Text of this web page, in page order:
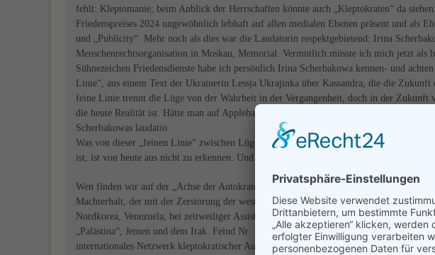
fehlt: Kleptomanie; beim Anblick der Herrschaften könnte auch „Kleptokraten“ da
Friedenspreises 2024 ungewöhnlich lebhaft auf allen medialen Ebenen präsent und als
und „Publicity“. Mehr noch als dies war die Laudatorin respektgebietend: Irina
Menschenrechtsorganisation in Moskau, Memorial. Vermutlich müsste ich mich jetzt
Sühnezeichen Friedensdienste habe ich persönlich Irina Scherbakowa kennen- und
Linie“, aus einem Text der Ukrainerin Lessja Ukrajinka über Kassandra, die die
feine Linie trennt die Lüge von der Wahrheit in der Vergangenheit, doch in der Zukunft
die heute Realität ist. Hätte man auf Applebaum gehört, was den Weg Russlands betraf,
Scherbakowas laudatio.
Was von dieser „feinen Linie“ zwischen Lüge und Wahrheit in dem „Friedensdeal“
ist, ist von heute aus nicht zu erkennen. Und ob am Beerdigungstag des Papstes etwas
Wen finden wir auf der „Achse der Autokraten“ (Kleptokraten!)? Mit skrupelloser
Machterhalt, der mit der Zerstörung der westlich-liberalen Weltordnung „Demokratie“
Nordkorea, Venezuela, bei zeitweiliger Assistenz der Türkei, Ungarns, Kirgistans und
„Palästina“, Jemen und dem Irak. Feind Nr. 1 ist die „Demokratie“, ihre Sprache, ihr
internationales Netzwerk kleptokratischer Autokratien auf, das jeden Krimi in den